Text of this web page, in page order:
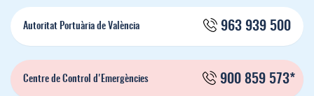
Autoritat Portuària de València 963 939 500
Centre de Control d'Emergències 900 859 573*